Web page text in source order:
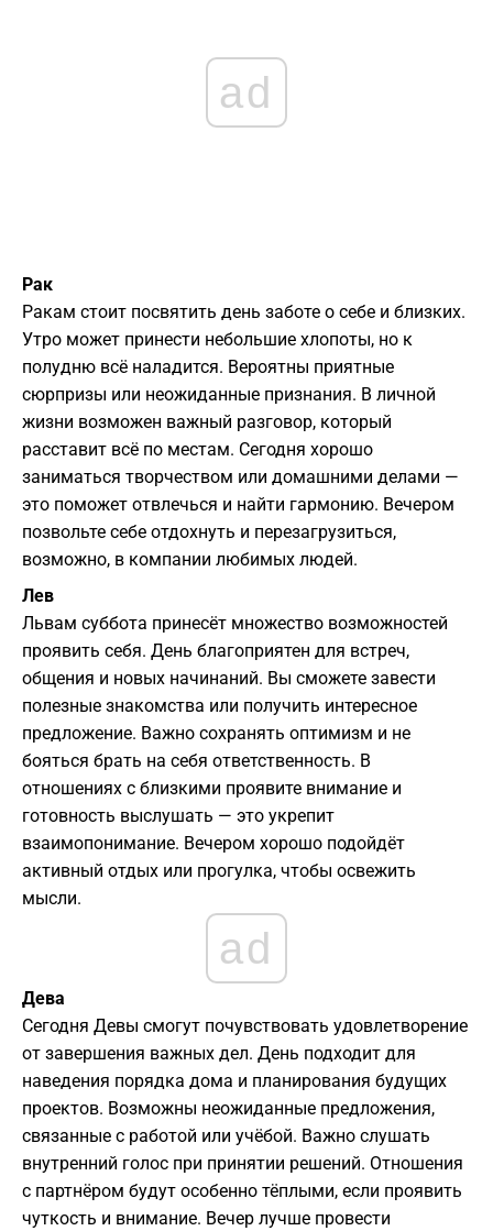
ad
Рак
Ракам стоит посвятить день заботе о себе и близких.
Утро может принести небольшие хлопоты, но к
полудню всё наладится. Вероятны приятные
сюрпризы или неожиданные признания. В личной
жизни возможен важный разговор, который
расставит всё по местам. Сегодня хорошо
заниматься творчеством или домашними делами —
это поможет отвлечься и найти гармонию. Вечером
позвольте себе отдохнуть и перезагрузиться,
возможно, в компании любимых людей.
Лев
Львам суббота принесёт множество возможностей
проявить себя. День благоприятен для встреч,
общения и новых начинаний. Вы сможете завести
полезные знакомства или получить интересное
предложение. Важно сохранять оптимизм и не
бояться брать на себя ответственность. В
отношениях с близкими проявите внимание и
готовность выслушать — это укрепит
взаимопонимание. Вечером хорошо подойдёт
активный отдых или прогулка, чтобы освежить
мысли.
ad
Дева
Сегодня Девы смогут почувствовать удовлетворение
от завершения важных дел. День подходит для
наведения порядка дома и планирования будущих
проектов. Возможны неожиданные предложения,
связанные с работой или учёбой. Важно слушать
внутренний голос при принятии решений. Отношения
с партнёром будут особенно тёплыми, если проявить
чуткость и внимание. Вечер лучше провести